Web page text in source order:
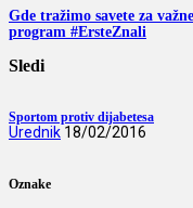
Gde tražimo savete za
program #ErsteZnali
Sledi
Sportom protiv dijabetesa
Urednik 18/02/2016
Oznake